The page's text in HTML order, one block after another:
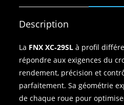
Description
La FNX XC‑29SL à profil
répondre aux exigences du
rendement, précision et
parfaitement. Sa géométrie
de chaque roue pour